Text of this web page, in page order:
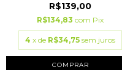
R$139,00
R$134,83 com Pix
4 x de R$34,75 sem juros
COMPRAR